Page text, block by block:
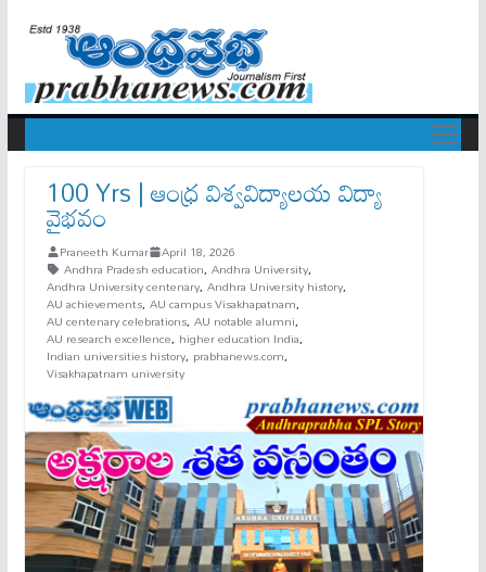
100 Yrs | ఆంధ్ర విశ్వవిద్యాలయ విద్యా
వైభవం
Praneeth Kumar April 18, 2026
Andhra Pradesh education, Andhra University,
Andhra University centenary, Andhra University history,
AU achievements, AU campus Visakhapatnam,
AU centenary celebrations, AU notable alumni,
AU research excellence, higher education India,
Indian universities history, prabhanews.com,
Visakhapatnam university